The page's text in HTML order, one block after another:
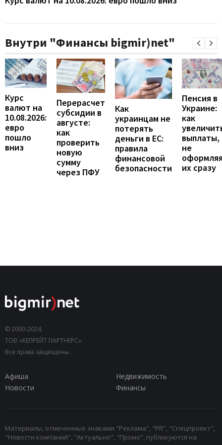
Внутри "Финансы bigmir)net"
Курс
валют на
10.08.2026:
евро
пошло
вниз
Перерасчет
субсидии в
августе:
как
проверить
новую
сумму
через ПФУ
Как
украинцам не
потерять
деньги в ЕС:
правила
финансовой
безопасности
Пенсия в
Украине:
как
выплаты,
не
их сразу
© 2000-2024,
ТОВ «КЕПРЕЙТ ПАРТНЕРС».
Все права защищены.
Афиша
Недвижимость
Новости
Финансы
Материалы, отмеченные знаками "Реклама", "PR", "Спецпроект",
"Новости компаний", "Актуально", "Промо", публикуются на